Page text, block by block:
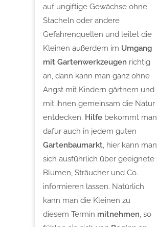
auf ungiftige Gewächse ohne
Stacheln oder andere
Gefahrenquellen und leitet die
Kleinen außerdem im Umgang
mit Gartenwerkzeugen richtig
an, dann kann man ganz ohne
Angst mit Kindern gärtnern und
mit ihnen gemeinsam die Natur
entdecken. Hilfe bekommt man
dafür auch in jedem guten
Gartenbaumarkt, hier kann man
sich ausführlich über geeignete
Blumen, Sträucher und Co.
informieren lassen. Natürlich
kann man die Kleinen zu
diesem Termin mitnehmen, so